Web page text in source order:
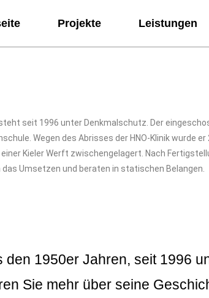
Projekte Leistungen
seit 1996 unter Denkmalschutz. Der
Wegen des Abrisses der HNO-Klinik wurde
Kieler Werft zwischengelagert. Nach
Umsetzen und beraten in statischen Belangen.
1950er Jahren, seit 1996
Sie mehr über seine